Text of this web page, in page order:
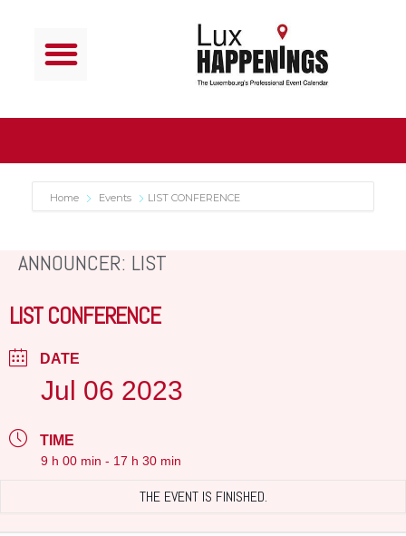
Home Events LIST CONFERENCE
ANNOUNCER: LIST
LIST CONFERENCE
DATE
Jul 06 2023
TIME
9 h 00 min - 17 h 30 min
THE EVENT IS FINISHED.